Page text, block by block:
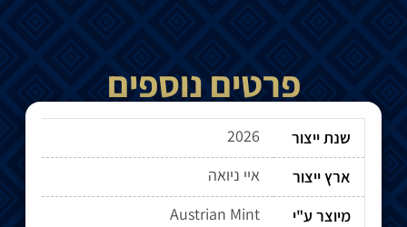
פרטים נוספים
שנת ייצור
2026
ארץ ייצור
איי ניואה
מיוצר ע"י
Austrian Mint